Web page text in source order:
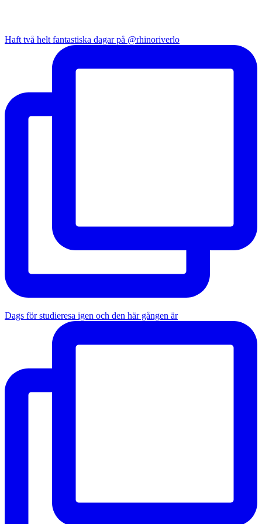
Haft två helt fantastiska dagar på @rhinoriverlo
Dags för studieresa igen och den här gången är